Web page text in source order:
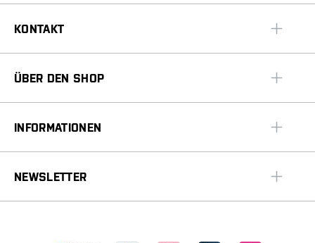
KONTAKT
ÜBER DEN SHOP
INFORMATIONEN
NEWSLETTER